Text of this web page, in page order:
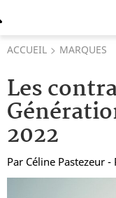
ACCUEIL MARQUES
Les
2022
Par Céline Pastezeur -